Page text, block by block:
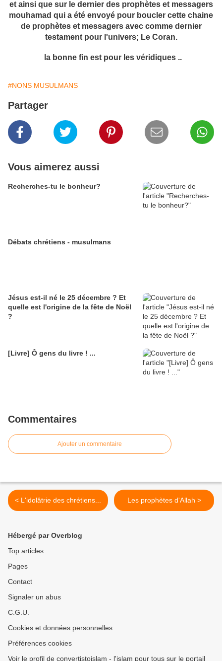
et ainsi que sur le dernier des prophètes et messagers
mouhamad qui a été envoyé pour boucler cette chaine
de prophètes et messagers avec comme dernier
testament pour l'univers; Le Coran.
la bonne fin est pour les véridiques ..
#NONS MUSULMANS
Partager
Vous aimerez aussi
Recherches-tu le bonheur?
Jésus est-il né le 25 décembre ? Et
quelle est l'origine de la fête de Noël
?
[Livre] Ô gens du livre ! ...
Commentaires
Ajouter un commentaire
< L'idolâtrie des chrétiens... Les prophètes d'Allah >
Hébergé par Overblog
Top articles
Pages
Contact
Signaler un abus
C.G.U.
Cookies et données personnelles
Préférences cookies
Voir le profil de convertistoislam - l'islam pour tous sur le portail